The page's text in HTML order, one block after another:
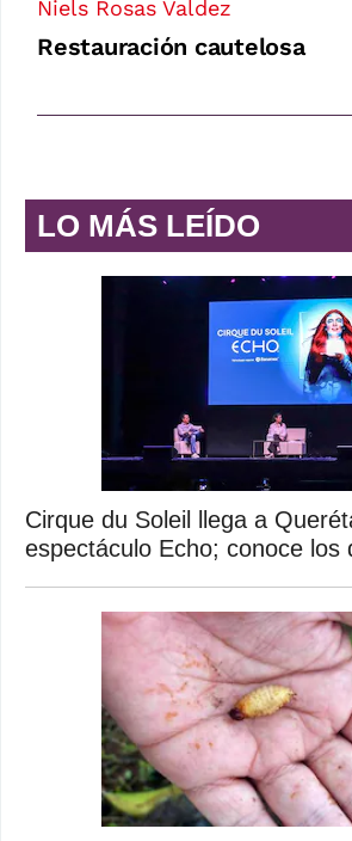
Niels Rosas Valdez
Restauración cautelosa
LO MÁS LEÍDO
Cirque du Soleil llega a
espectáculo Echo; conoce los